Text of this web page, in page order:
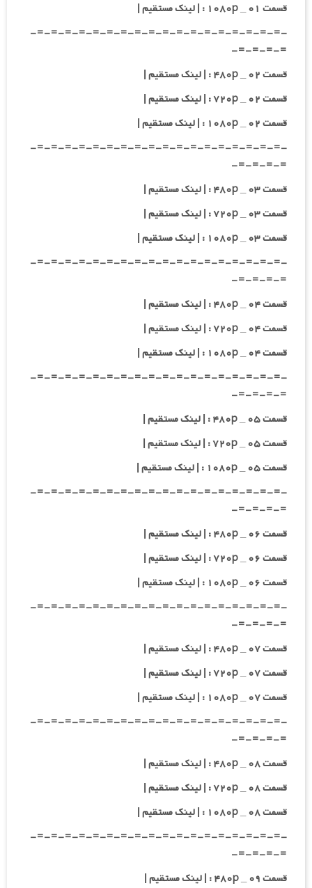
قسمت ۰۱ _ ۱۰۸۰p : | لینک مستقیم |
-=-=-=-=-=-=-=-=-=-=-=-=-=-=-=-=-=-=-
=-=-=-=-
قسمت ۰۲ _ ۴۸۰p : | لینک مستقیم |
قسمت ۰۲ _ ۷۲۰p : | لینک مستقیم |
قسمت ۰۲ _ ۱۰۸۰p : | لینک مستقیم |
-=-=-=-=-=-=-=-=-=-=-=-=-=-=-=-=-=-=-
=-=-=-=-
قسمت ۰۳ _ ۴۸۰p : | لینک مستقیم |
قسمت ۰۳ _ ۷۲۰p : | لینک مستقیم |
قسمت ۰۳ _ ۱۰۸۰p : | لینک مستقیم |
-=-=-=-=-=-=-=-=-=-=-=-=-=-=-=-=-=-=-
=-=-=-=-
قسمت ۰۴ _ ۴۸۰p : | لینک مستقیم |
قسمت ۰۴ _ ۷۲۰p : | لینک مستقیم |
قسمت ۰۴ _ ۱۰۸۰p : | لینک مستقیم |
-=-=-=-=-=-=-=-=-=-=-=-=-=-=-=-=-=-=-
=-=-=-=-
قسمت ۰۵ _ ۴۸۰p : | لینک مستقیم |
قسمت ۰۵ _ ۷۲۰p : | لینک مستقیم |
قسمت ۰۵ _ ۱۰۸۰p : | لینک مستقیم |
-=-=-=-=-=-=-=-=-=-=-=-=-=-=-=-=-=-=-
=-=-=-=-
قسمت ۰۶ _ ۴۸۰p : | لینک مستقیم |
قسمت ۰۶ _ ۷۲۰p : | لینک مستقیم |
قسمت ۰۶ _ ۱۰۸۰p : | لینک مستقیم |
-=-=-=-=-=-=-=-=-=-=-=-=-=-=-=-=-=-=-
=-=-=-=-
قسمت ۰۷ _ ۴۸۰p : | لینک مستقیم |
قسمت ۰۷ _ ۷۲۰p : | لینک مستقیم |
قسمت ۰۷ _ ۱۰۸۰p : | لینک مستقیم |
-=-=-=-=-=-=-=-=-=-=-=-=-=-=-=-=-=-=-
=-=-=-=-
قسمت ۰۸ _ ۴۸۰p : | لینک مستقیم |
قسمت ۰۸ _ ۷۲۰p : | لینک مستقیم |
قسمت ۰۸ _ ۱۰۸۰p : | لینک مستقیم |
-=-=-=-=-=-=-=-=-=-=-=-=-=-=-=-=-=-=-
=-=-=-=-
قسمت ۰۹ _ ۴۸۰p : | لینک مستقیم |